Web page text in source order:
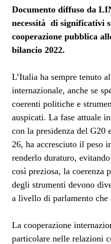
Documento diffuso da
necessità di significativi
cooperazione pubblica
bilancio 2022.
L’Italia ha sempre tenuto
internazionale, anche se
coerenti politiche e
auspicati. La fase attuale
con la presidenza del G20
26, ha accresciuto il peso
renderlo duraturo,
così preziosa, la coerenza
degli strumenti devono
a livello di parlamento che
La cooperazione
particolare nelle relazioni